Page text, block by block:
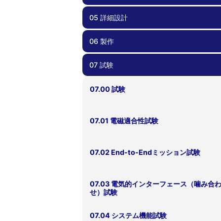
04.00 概念設計/基本設計
04.01 要求管理
04.02 過去のプロジェクトの教訓の反映
04.03 安全要求適合性確認
04.04 検証計画
05 詳細設計
05.00 詳細設計
05.01 部品・コンポーネント選択
05.02 リスク管理、FTA、FMEA
05.03 死なない衛星を心がける
05.04 過剰な保護機能を避ける
05.05 設計変更時の留意点
05.06 運用しやすい衛星設計
05.07 試験しやすい、製造しやすい衛星
05.08 設計根拠の理解
05.09 フライトモデルに移行する前に
05.10 安全要求適合性確認
06 製作
06.00 製作
06.01 品質管理
06.02 作業外注と内製
06.03 安全要求適合性確認
07 試験
07.00 試験
07.01 電磁適合性試験
07.02 End-to-Endミッション試験
07.03 電気的インターフェース（噛み合わ
せ）試験
07.04 システム機能試験